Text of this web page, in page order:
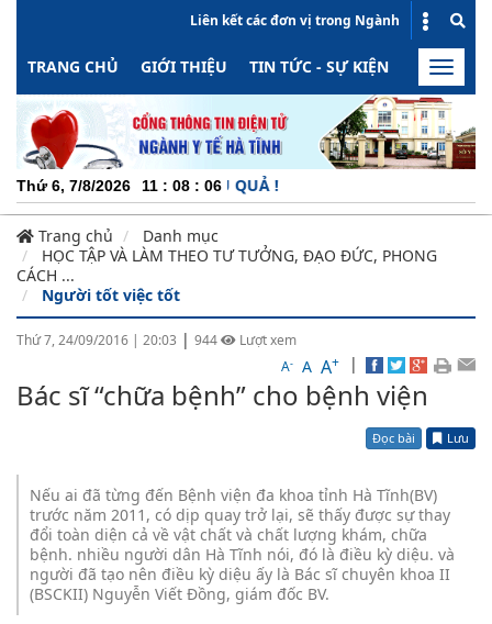
Liên kết các đơn vị trong Ngành
TRANG CHỦ GIỚI THIỆU TIN TỨC - SỰ KIỆN HOẠT
Toggle
Thứ 6, 7/8/2026 11 : 08 : 06
- MINH BẠCH - HIỆU QUẢ !
Trang chủ
Danh mục
HỌC TẬP VÀ LÀM THEO TƯ TƯỞNG, ĐẠO ĐỨC, PHONG
CÁCH ...
Người tốt việc tốt
Thứ 7, 24/09/2016 | 20:03 | 944
Lượt xem
A- A A+ |
Bác sĩ “chữa bệnh” cho bệnh viện
Đọc bài Lưu
Nếu ai đã từng đến Bệnh viện đa khoa tỉnh Hà Tĩnh(BV)
trước năm 2011, có dịp quay trở lại, sẽ thấy được sự thay
đổi toàn diện cả về vật chất và chất lượng khám, chữa
bệnh. nhiều người dân Hà Tĩnh nói, đó là điều kỳ diệu. và
người đã tạo nên điều kỳ diệu ấy là Bác sĩ chuyên khoa II
(BSCKII) Nguyễn Viết Đồng, giám đốc BV.